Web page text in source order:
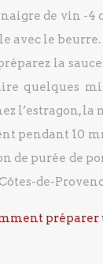
de vin -4
avec le beurre.
la
quelques
l’estragon,
pendant 10
de purée de
de-
préparer